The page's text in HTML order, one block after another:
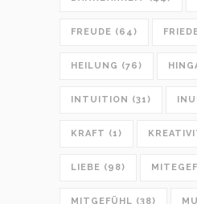
FREUDE (64)
HEILUNG (76)
INTUITION (31)
KRAFT (1)
LIEBE (98)
MITGEFÜHL (38)